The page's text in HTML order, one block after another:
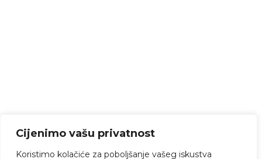
Cijenimo vašu privatnost
Koristimo kolačiće za poboljšanje vašeg iskustva